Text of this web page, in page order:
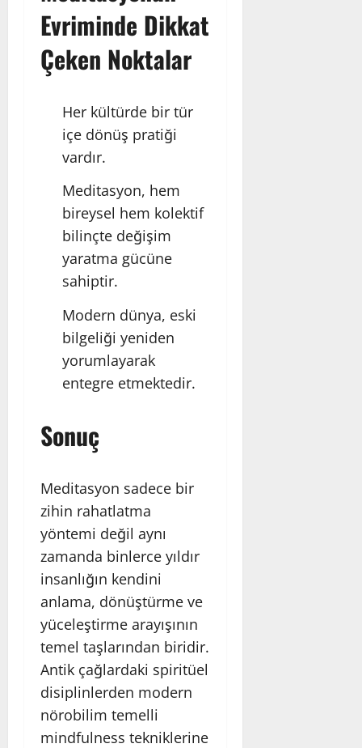
Evriminde Dikkat
Çeken Noktalar
Her kültürde bir tür
içe dönüş pratiği
vardır.
Meditasyon, hem
bireysel hem kolektif
bilinçte değişim
yaratma gücüne
sahiptir.
Modern dünya, eski
bilgeliği yeniden
yorumlayarak
entegre etmektedir.
Sonuç
Meditasyon sadece bir
zihin rahatlatma
yöntemi değil aynı
zamanda binlerce yıldır
insanlığın kendini
anlama, dönüştürme ve
yüceleştirme arayışının
temel taşlarından biridir.
Antik çağlardaki spiritüel
disiplinlerden modern
nörobilim temelli
mindfulness tekniklerine